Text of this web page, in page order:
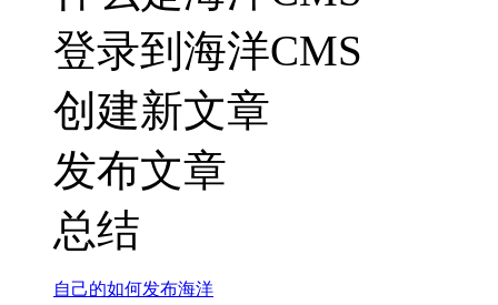
登录到海洋CMS
创建新文章
发布文章
总结
自己的如何发布海洋